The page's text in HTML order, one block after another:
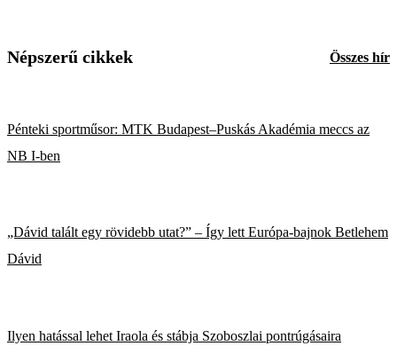
Népszerű cikkek Összes hír
Pénteki sportműsor: MTK Budapest–Puskás Akadémia meccs az
NB I-ben
„Dávid talált egy rövidebb utat?” – Így lett Európa-bajnok Betlehem
Dávid
Ilyen hatással lehet Iraola és stábja Szoboszlai pontrúgásaira